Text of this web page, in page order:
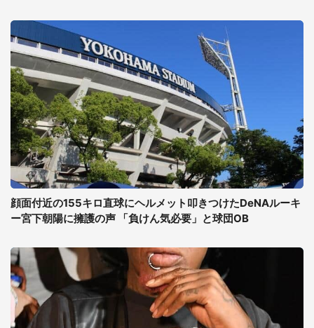
顔面付近の155キロ直球にヘルメット叩きつけたDeNAルーキ
ー宮下朝陽に擁護の声 「負けん気必要」と球団OB